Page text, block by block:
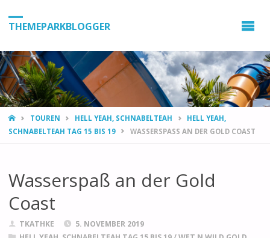
THEMEPARKBLOGGER
HOMETOUREN HELL YEAH, SCHNABELTEAH
HELL YEAH,
SCHNABELTEAH TAG 15 BIS 19
WASSERSPASS AN DER GOLD COAST
Wasserspaß an der Gold
Coast
TKATHKE
5. NOVEMBER 2019